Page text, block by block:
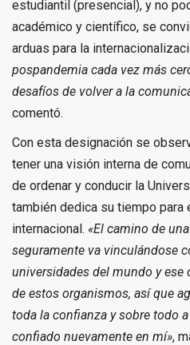
estudiantil (presencial), y no
académico y científico, se
arduas para la
pospandemia cada vez más
desafíos de volver a la
comentó.
Con esta designación se
tener una visión interna de
de ordenar y conducir la
también dedica su tiempo para
internacional. «El camino de
seguramente va vinculándose
universidades del mundo y ese
de estos organismos, así que
toda la confianza y sobre todo
confiado nuevamente en mí»,